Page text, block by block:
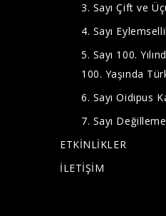
3. Sayı Çift ve
4. Sayı
5. Sayı 100.
100. Yaşında
6. Sayı Oidipus
7. Sayı
ETKİNLİKLER
İLETİŞİM